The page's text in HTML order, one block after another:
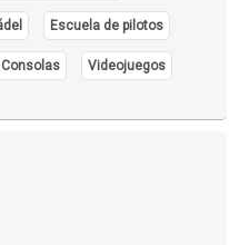
Escuela de pilotos
Consolas Videojuegos